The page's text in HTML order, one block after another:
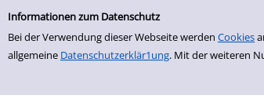
Einfache Suche
Informationen zum Datenschutz
Bei der Verwendung dieser Webseite werden Cookies
allgemeine Datenschutzerklär1ung. Mit der weiteren
zur Navigation springen
zum Inhalt springen
Zur Detailanzeige springen